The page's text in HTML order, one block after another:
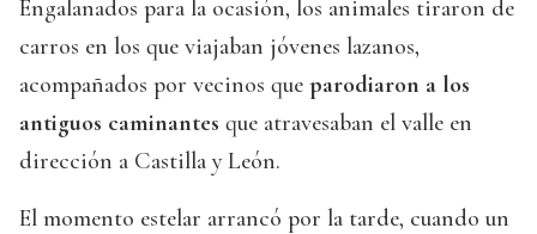
Engalanados para la ocasión, los animales tiraron de
carros en los que viajaban jóvenes lazanos,
acompañados por vecinos que parodiaron a los
antiguos caminantes que atravesaban el valle en
dirección a Castilla y León.
El momento estelar arrancó por la tarde, cuando un